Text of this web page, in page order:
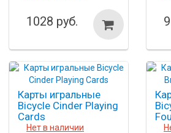
1028 руб.
Карты игральные
Bicycle Cinder Playing
Cards
Нет в наличии